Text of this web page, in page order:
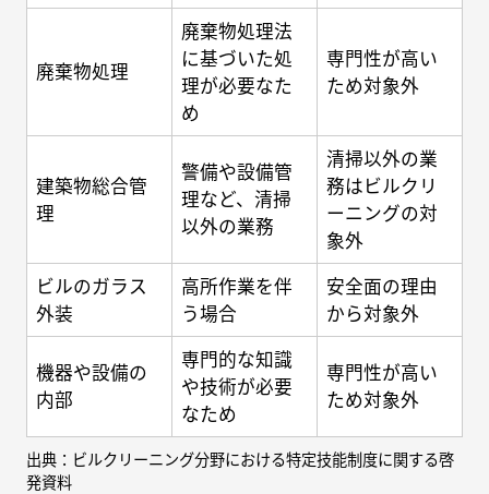
廃棄物処理
廃棄物処理法
に基づいた処
理が必要なた
め
専門性が高い
ため対象外
建築物総合管
理
警備や設備管
理など、清掃
以外の業務
清掃以外の業
務はビルクリ
ーニングの対
象外
ビルのガラス
外装
高所作業を伴
う場合
安全面の理由
から対象外
機器や設備の
内部
専門的な知識
や技術が必要
なため
専門性が高い
ため対象外
出典：ビルクリーニング分野における特定技能制度に関する啓
発資料